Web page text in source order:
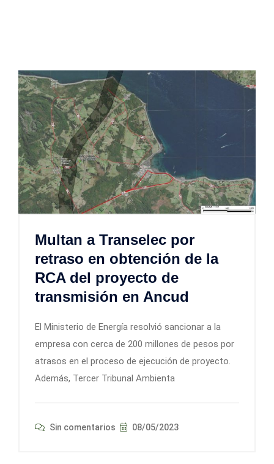
Multan a Transelec por
retraso en obtención de la
RCA del proyecto de
transmisión en Ancud
El Ministerio de Energía resolvió sancionar a la
empresa con cerca de 200 millones de pesos por
atrasos en el proceso de ejecución de proyecto.
Además, Tercer Tribunal Ambienta
Sin comentarios 08/05/2023